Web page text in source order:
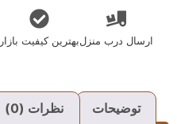
ارسال درب منزلبهترین کیفیت بازار
توضیحات نظرات (0)